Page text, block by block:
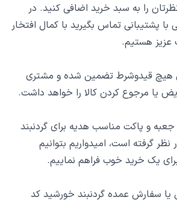
را به سبد خرید اضافی کنید. در
با پشتیبانی تماس بگیرید با کمال افتخار
هستیم.
قیدوشرط تضمین شده و مشتری
یا مرجوع کردن کالا را خواهد داشت.
جعبه و پاکت مناسب هدیه برای گردنبند
کد 40413 در نظر گرفته است، امیدواریم بتوانیم
یک خرید خوب فراهم نماییم.
برای همکاری در فروش یا سفارش عمده گردنبند خورشید کد